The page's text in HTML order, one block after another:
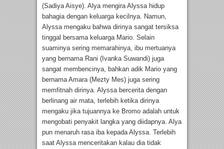
(Sadiya Aisye). Alya mengira Alyssa hidup
bahagia dengan keluarga kecilnya. Namun,
Alyssa mengaku bahwa dirinya sangat tersiksa
tinggal bersama keluarga Mario. Selain
suaminya sering memarahinya, ibu mertuanya
yang bernama Rani (Ivanka Suwandi) juga
sangat membencinya, bahkan adik Mario yang
bernama Amara (Mezty Mes) juga sering
memfitnah dirinya. Alyssa bercerita dengan
berlinang air mata, terlebih ketika dirinya
mengaku jika tujuannya ke Bromo adalah untuk
mengobati penyakit langka yang diidapnya. Alya
pun menaruh rasa iba kepada Alyssa. Terlebih
saat Alyssa menceritakan kalau dia tidak